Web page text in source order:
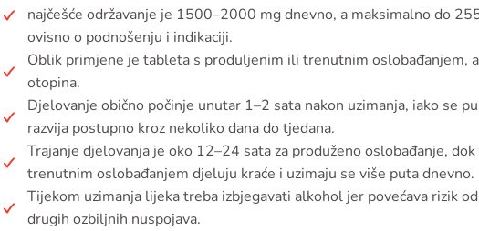
najčešće održavanje je 1500–2000 mg dnevno, a maksimalno do
ovisno o podnošenju i indikaciji.
Oblik primjene je tableta s produljenim ili trenutnim oslobađanjem,
otopina.
Djelovanje obično počinje unutar 1–2 sata nakon uzimanja, iako se
razvija postupno kroz nekoliko dana do tjedana.
Trajanje djelovanja je oko 12–24 sata za produženo oslobađanje,
trenutnim oslobađanjem djeluju kraće i uzimaju se više puta dnevno.
Tijekom uzimanja lijeka treba izbjegavati alkohol jer povećava rizik
drugih ozbiljnih nuspojava.